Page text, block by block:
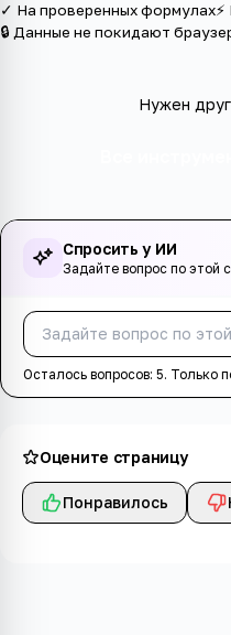
✓ На проверенных формулах
🔒 Данные не покидают
Нужен
Спросить у ИИ
Задайте вопрос по этой
Осталось вопросов: 5. Только
Оцените страницу
Понравилось